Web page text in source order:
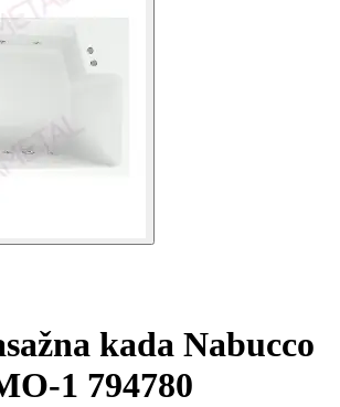
kada Nabucco
1 794780